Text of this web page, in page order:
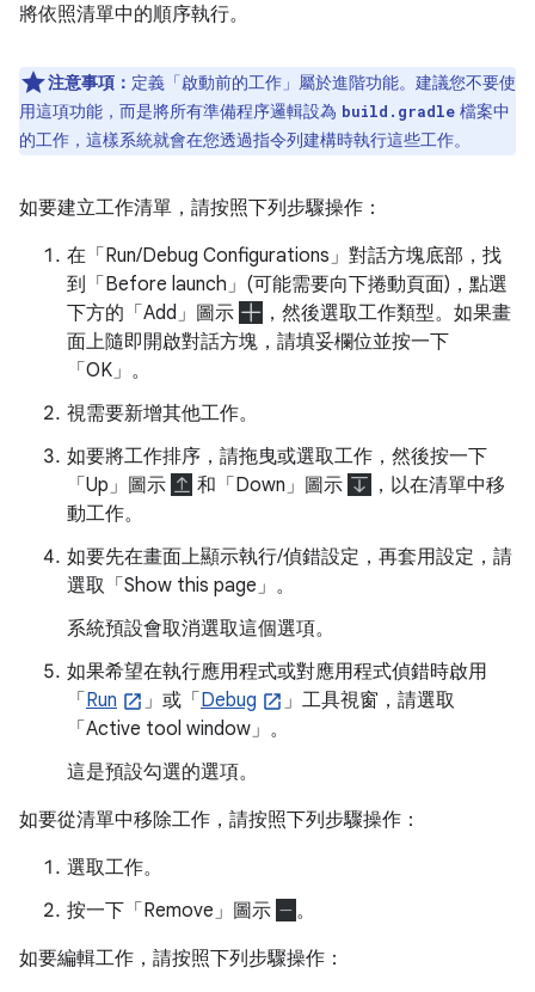
將依照清單中的順序執行。
注意事項： 定義「啟動前的工作」屬於進階功能。建議您不要使
用這項功能，而是將所有準備程序邏輯設為 build.gradle 檔案中
的工作，這樣系統就會在您透過指令列建構時執行這些工作。
如要建立工作清單，請按照下列步驟操作：
在「Run/Debug Configurations」 對話方塊底部，找
到「Before launch」 (可能需要向下捲動頁面)，點選
下方的「Add」 圖示
，然後選取工作類型。如果畫
面上隨即開啟對話方塊，請填妥欄位並按一下
「OK」 。
視需要新增其他工作。
如要將工作排序，請拖曳或選取工作，然後按一下
「Up」圖示
和「Down」圖示
，以在清單中移
動工作。
如要先在畫面上顯示執行/偵錯設定，再套用設定，請
選取「Show this page」 。
系統預設會取消選取這個選項。
如果希望在執行應用程式或對應用程式偵錯時啟用
「Run 」或「Debug
」工具視窗，請選取
「Active tool window」 。
這是預設勾選的選項。
如要從清單中移除工作，請按照下列步驟操作：
選取工作。
按一下「Remove」圖示
。
如要編輯工作，請按照下列步驟操作：